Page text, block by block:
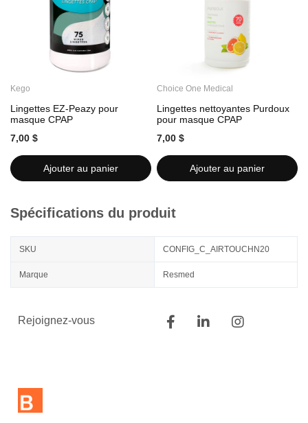
Kego
Lingettes EZ-Peazy pour
masque CPAP
7,00 $
Ajouter au panier
Choice One Medical
Lingettes nettoyantes Purdoux
pour masque CPAP
7,00 $
Ajouter au panier
Spécifications du produit
SKU CONFIG_C_AIRTOUCHN20
Marque Resmed
Rejoignez-vous